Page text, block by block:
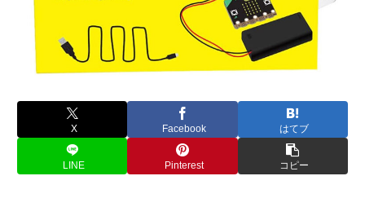
X Facebook はてブ
LINE Pinterest コピー